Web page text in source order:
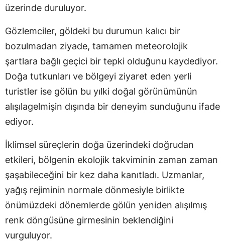
üzerinde duruluyor.
Gözlemciler, göldeki bu durumun kalıcı bir
bozulmadan ziyade, tamamen meteorolojik
şartlara bağlı geçici bir tepki olduğunu kaydediyor.
Doğa tutkunları ve bölgeyi ziyaret eden yerli
turistler ise gölün bu yılki doğal görünümünün
alışılagelmişin dışında bir deneyim sunduğunu ifade
ediyor.
İklimsel süreçlerin doğa üzerindeki doğrudan
etkileri, bölgenin ekolojik takviminin zaman zaman
şaşabileceğini bir kez daha kanıtladı. Uzmanlar,
yağış rejiminin normale dönmesiyle birlikte
önümüzdeki dönemlerde gölün yeniden alışılmış
renk döngüsüne girmesinin beklendiğini
vurguluyor.